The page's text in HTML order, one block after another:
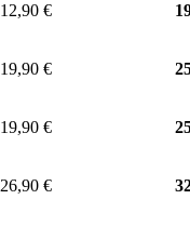
12,90 €
19,90 €
19,90 €
26,90 €